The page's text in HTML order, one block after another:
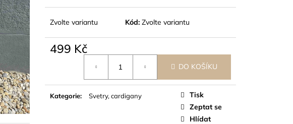
Zvolte variantu Kód: Zvolte variantu
499 Kč
DO KOŠÍKU
Kategorie: Svetry, cardigany
Tisk
Zeptat se
Hlídat